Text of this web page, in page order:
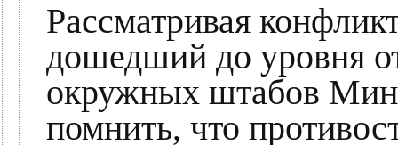
Рассматривая
дошедший до уровня
окружных штабов
помнить, что